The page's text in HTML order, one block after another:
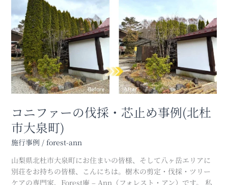
コニファーの伐採・芯止め事例(北杜
市大泉町)
施行事例 / forest-ann
山梨県北杜市大泉町にお住まいの皆様、そして八ヶ岳エリアに
別荘をお持ちの皆様、こんにちは。樹木の剪定・伐採・ツリー
ケアの専門家、Forest庵 – Ann（フォレスト・アン）です。 私
ァ
ー
の
伐
採・
芯
止
め
例
(北
杜
大
泉